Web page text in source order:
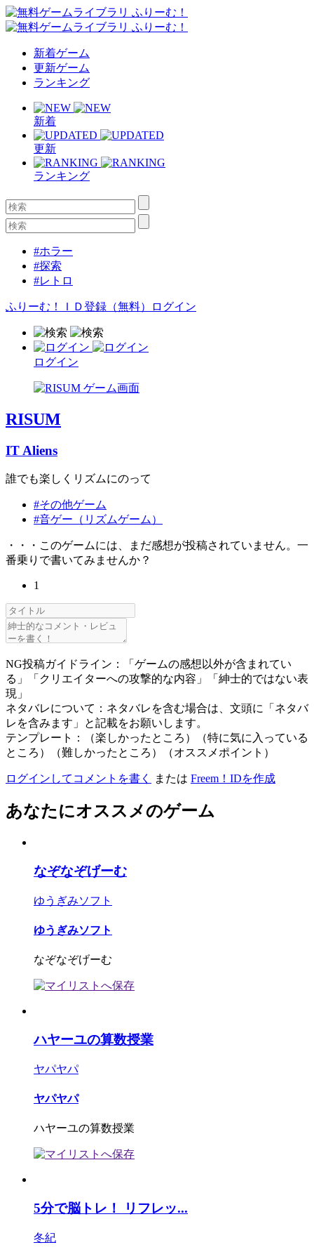
新着ゲーム
更新ゲーム
ランキング
新着
更新
ランキング
#ホラー
#探索
#レトロ
ふりーむ！ＩＤ登録（無料） ログイン
ログイン
RISUM
IT Aliens
誰でも楽しくリズムにのって
#その他ゲーム
#音ゲー（リズムゲーム）
・・・このゲームには、まだ感想が投稿されていません。一
番乗りで書いてみませんか？
1
NG投稿ガイドライン：「ゲームの感想以外が含まれてい
る」「クリエイターへの攻撃的な内容」「紳士的ではない表
現」
ネタバレについて：ネタバレを含む場合は、文頭に「ネタバ
レを含みます」と記載をお願いします。
テンプレート：（楽しかったところ）（特に気に入っている
ところ）（難しかったところ）（オススメポイント）
ログインしてコメントを書く または Freem！IDを作成
あなたにオススメのゲーム
なぞなぞげーむ
ゆうぎみソフト
ゆうぎみソフト
なぞなぞげーむ
ハヤーユの算数授業
ヤパヤパ
ヤパヤパ
ハヤーユの算数授業
5分で脳トレ！ リフレッ...
冬紀